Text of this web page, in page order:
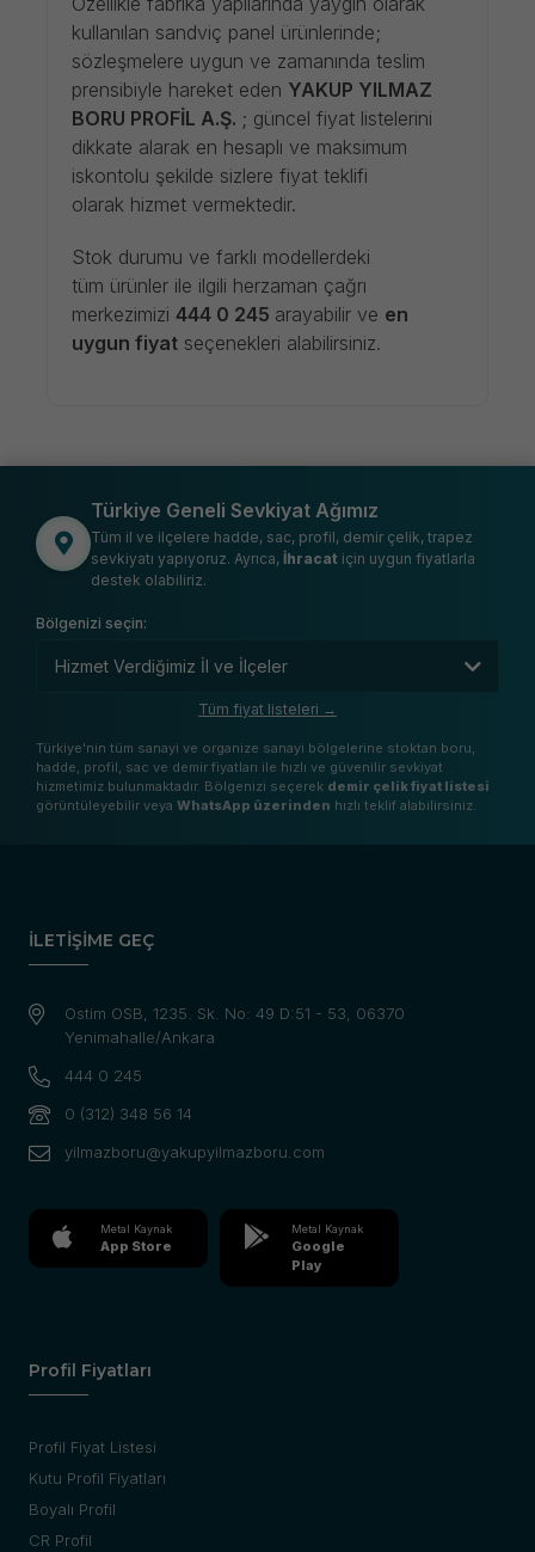
kullanılan sandviç panel ürünlerinde;
sözleşmelere uygun ve zamanında teslim
prensibiyle hareket eden YAKUP YILMAZ
BORU PROFİL A.Ş. ; güncel fiyat listelerini
dikkate alarak en hesaplı ve maksimum
iskontolu şekilde sizlere fiyat teklifi
olarak hizmet vermektedir.
Stok durumu ve farklı modellerdeki
tüm ürünler ile ilgili herzaman çağrı
merkezimizi 444 0 245 arayabilir ve en
uygun fiyatseçenekleri alabilirsiniz.
Türkiye Geneli Sevkiyat Ağımız
Tüm il ve ilçelere hadde, sac, profil, demir çelik, trapez
sevkiyatı yapıyoruz. Ayrıca, İhracat için uygun fiyatlarla
destek olabiliriz.
Bölgenizi seçin:
Tüm fiyat listeleri →
Türkiye'nin tüm sanayi ve organize sanayi bölgelerine stoktan boru,
hadde, profil, sac ve demir fiyatları ile hızlı ve güvenilir sevkiyat
hizmetimiz bulunmaktadır. Bölgenizi seçerek demir çelik fiyat listesi
görüntüleyebilir veya WhatsApp üzerinden hızlı teklif alabilirsiniz.
İLETİŞİME GEÇ
Ostim OSB, 1235. Sk. No: 49 D:51 - 53, 06370
Yenimahalle/Ankara
444 0 245
0 (312) 348 56 14
yilmazboru@yakupyilmazboru.com
Metal Kaynak
App Store
Metal Kaynak
Google
Play
Profil Fiyatları
Profil Fiyat Listesi
Kutu Profil Fiyatları
Boyalı Profil
CR Profil